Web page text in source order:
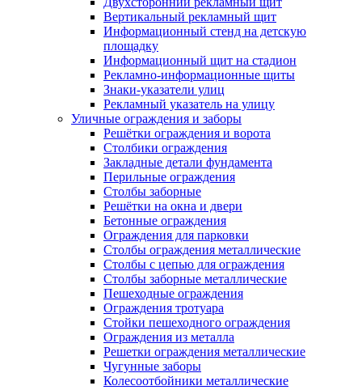
Вертикальный рекламный щит
Информационный стенд на детскую
площадку
Информационный щит на стадион
Рекламно-информационные щиты
Знаки-указатели улиц
Рекламный указатель на улицу
Уличные ограждения и заборы
Решётки ограждения и ворота
Столбики ограждения
Закладные детали фундамента
Перильные ограждения
Столбы заборные
Решётки на окна и двери
Бетонные ограждения
Ограждения для парковки
Столбы ограждения металлические
Столбы с цепью для ограждения
Столбы заборные металлические
Пешеходные ограждения
Ограждения тротуара
Стойки пешеходного ограждения
Ограждения из металла
Решетки ограждения металлические
Чугунные заборы
Колесоотбойники металлические